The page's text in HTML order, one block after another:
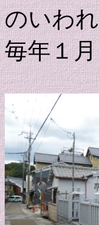
のいわ
毎年１